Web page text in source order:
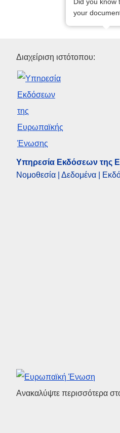
your
Υπηρεσία
Διαχείριση ιστότοπου:
Υπηρεσία Εκδόσεων της
Νομοθεσία | Δεδομένα |
Ευρωπαϊκή
Ανακαλύψτε περισσότερα